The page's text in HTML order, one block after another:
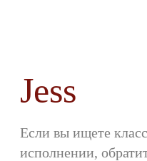
Jess
Если вы ищете
исполнении,